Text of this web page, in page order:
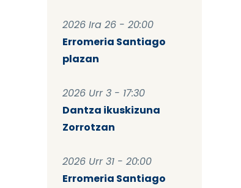
2026 Ira 26 - 20:00
Erromeria Santiago
plazan
2026 Urr 3 - 17:30
Dantza ikuskizuna
Zorrotzan
2026 Urr 31 - 20:00
Erromeria Santiago